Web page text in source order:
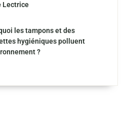
Lectrice
les tampons et des
hygiéniques polluent
?